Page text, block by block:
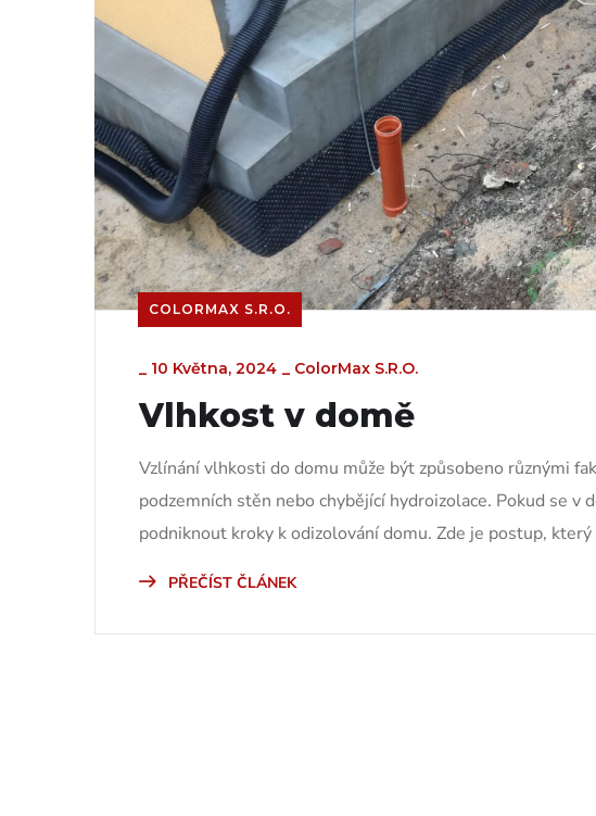
COLORMAX S.R.O.
_ 10 Května, 2024 _ ColorMax S.r.o.
Vlhkost v domě
Vzlínání vlhkosti do domu může být způsobeno různými
podzemních stěn nebo chybějící hydroizolace. Pokud se
podniknout kroky k odizolování domu. Zde je postup, který
PŘEČÍST ČLÁNEK